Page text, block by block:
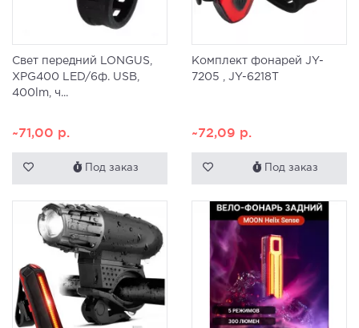
Свет передний LONGUS,
XPG400 LED/6ф. USB,
400lm, ч...
~71,00 р.
Под заказ
Комплект фонарей JY-
7205 , JY-6218T
~72,09 р.
Под заказ